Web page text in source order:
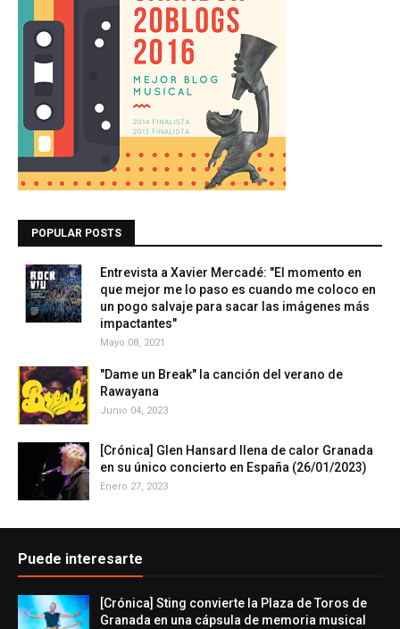
POPULAR POSTS
Entrevista a Xavier Mercadé: "El momento en
que mejor me lo paso es cuando me coloco en
un pogo salvaje para sacar las imágenes más
impactantes"
Mayo 08, 2021
"Dame un Break" la canción del verano de
Rawayana
Junio 04, 2023
[Crónica] Glen Hansard llena de calor Granada
en su único concierto en España (26/01/2023)
Enero 27, 2023
Puede interesarte
[Crónica] Sting convierte la Plaza de Toros de
Granada en una cápsula de memoria musical